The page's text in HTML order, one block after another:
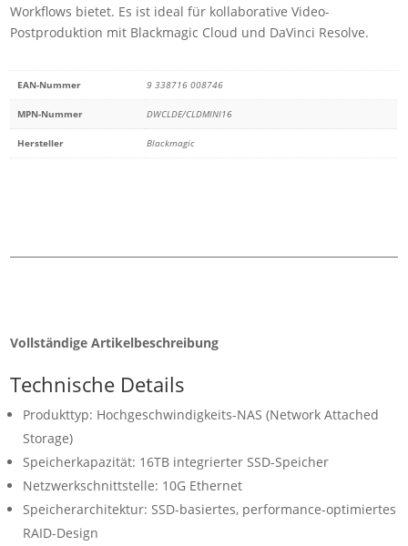
Workflows bietet. Es ist ideal für kollaborative Video-
Postproduktion mit Blackmagic Cloud und DaVinci Resolve.
EAN-Nummer 9 338716 008746
MPN-Nummer DWCLDE/CLDMINI16
Hersteller Blackmagic
Vollständige Artikelbeschreibung
Technische Details
Produkttyp: Hochgeschwindigkeits-NAS (Network Attached
Storage)
Speicherkapazität: 16TB integrierter SSD-Speicher
Netzwerkschnittstelle: 10G Ethernet
Speicherarchitektur: SSD-basiertes, performance-optimiertes
RAID-Design